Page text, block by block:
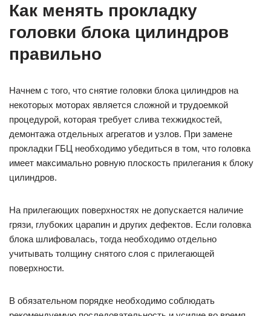
Как менять прокладку
головки блока цилиндров
правильно
Начнем с того, что снятие головки блока цилиндров на
некоторых моторах является сложной и трудоемкой
процедурой, которая требует слива техжидкостей,
демонтажа отдельных агрегатов и узлов. При замене
прокладки ГБЦ необходимо убедиться в том, что головка
имеет максимально ровную плоскость прилегания к блоку
цилиндров.
На прилегающих поверхностях не допускается наличие
грязи, глубоких царапин и других дефектов. Если головка
блока шлифовалась, тогда необходимо отдельно
учитывать толщину снятого слоя с прилегающей
поверхности.
В обязательном порядке необходимо соблюдать